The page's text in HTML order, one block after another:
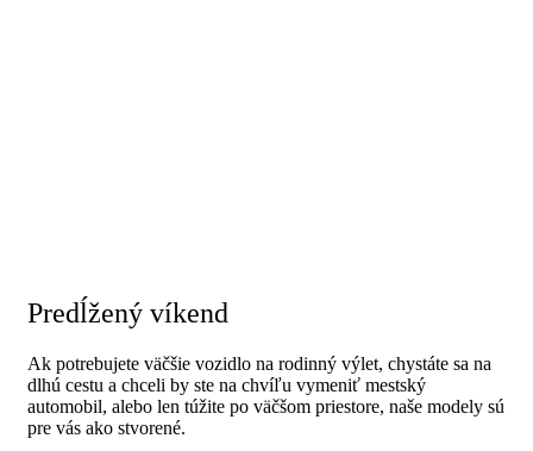
Predĺžený víkend
Ak potrebujete väčšie vozidlo na rodinný výlet, chystáte sa na
dlhú cestu a chceli by ste na chvíľu vymeniť mestský
automobil, alebo len túžite po väčšom priestore, naše modely sú
pre vás ako stvorené.